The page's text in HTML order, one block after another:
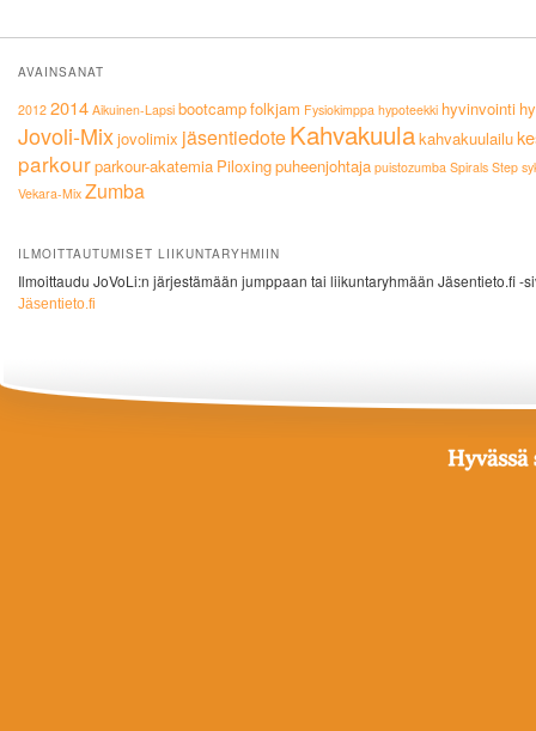
AVAINSANAT
2012 2014 Aikuinen-Lapsi bootcampfolkjam Fysiokimppa hypoteekki hyvinvointi
Jovoli-Mixjovolimix jäsentiedoteKahvakuulakahvakuulailu
parkourparkour-akatemia Piloxingpuheenjohtaja puistozumba Spirals Step
Vekara-Mix Zumba
ILMOITTAUTUMISET LIIKUNTARYHMIIN
Ilmoittaudu JoVoLi:n järjestämään jumppaan tai liikuntaryhmään Jäsentieto.fi -
Jäsentieto.fi